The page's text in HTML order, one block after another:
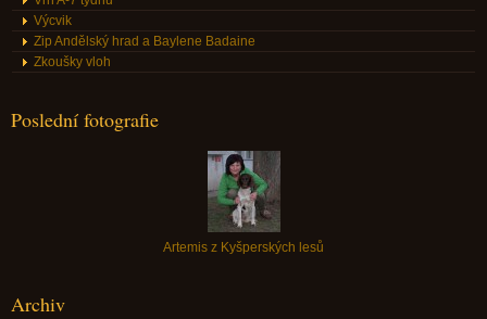
Výcvik
Zip Andělský hrad a Baylene Badaine
Zkoušky vloh
Poslední fotografie
Artemis z Kyšperských lesů
Archiv